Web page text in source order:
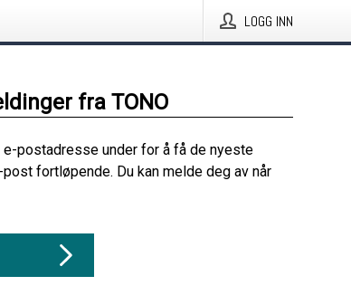
LOGG INN
fra TONO
postadresse under for å få de nyeste
fortløpende. Du kan melde deg av når